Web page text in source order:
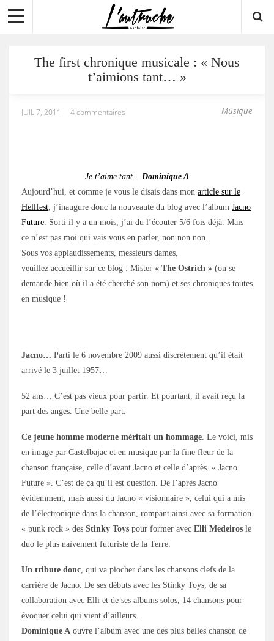
The first chronique musicale : « Nous
t’aimions tant… »
Musique
JUIL 7, 2011 4 commentaires
Je t’aime tant – Dominique A
Aujourd’hui, et comme je vous le disais dans mon article sur le
Hellfest, j’inaugure donc la nouveauté du blog avec l’album Jacno
Future. Sorti il y a un mois, j’ai du l’écouter 5/6 fois déjà. Mais
ce n’est pas moi qui vais vous en parler, non non non.
Sous vos applaudissements, messieurs dames,
veuillez accueillir sur ce blog : Mister « The Ostrich » (on se
demande bien où il a été cherché son nom) et ses chroniques toutes
en musique !
Jacno… Parti le 6 novembre 2009 aussi discrètement qu’il était
arrivé le 3 juillet 1957…
52 ans… C’est pas vieux pour partir. Et pourtant, il avait reçu la
part des anges. Une belle part.
Ce jeune homme moderne méritait un hommage. Le voici, mis
en image par Castelbajac et en musique par la fine fleur de la
chanson française, celle d’avant Jacno et celle d’après. « Jacno
Future ». C’est de ça qu’il est question. De l’après Jacno
évidemment, mais aussi du Jacno « visionnaire », celui qui a mis
de l’électronique dans la chanson, rompant ainsi avec sa formation
« punk rock » des Stinky Toys pour former avec Elli Medeiros le
duo le plus naïvement futuriste de la Terre.
Un tribute donc, qui va piocher dans les chansons clefs de la
carrière de Jacno. De ses débuts avec les Stinky Toys, de sa
collaboration avec Elli et de ses albums solos, 14 chansons pour
évoquer celui qui vient d’ailleurs.
Dominique A ouvre l’album avec une des plus belles chanson de